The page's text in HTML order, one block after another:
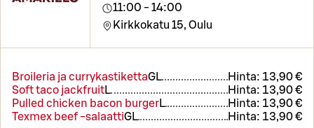
11:00 - 14:00
Kirkkokatu 15, Oulu
Broileria ja currykastikettaGL Hinta: 13,90 €
Soft taco jackfruitL Hinta: 13,90 €
Pulled chicken bacon burgerL Hinta: 13,90 €
Texmex beef -salaattiGL Hinta: 13,90 €